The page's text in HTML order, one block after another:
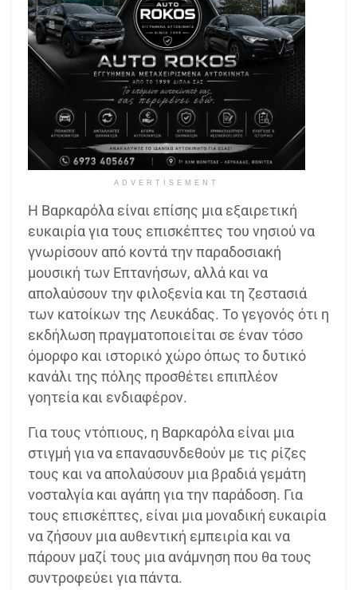
ADVERTISEMENT
Η Βαρκαρόλα είναι επίσης μια εξαιρετική
ευκαιρία για τους επισκέπτες του νησιού να
γνωρίσουν από κοντά την παραδοσιακή
μουσική των Επτανήσων, αλλά και να
απολαύσουν την φιλοξενία και τη ζεστασιά
των κατοίκων της Λευκάδας. Το γεγονός ότι η
εκδήλωση πραγματοποιείται σε έναν τόσο
όμορφο και ιστορικό χώρο όπως το δυτικό
κανάλι της πόλης προσθέτει επιπλέον
γοητεία και ενδιαφέρον.
Για τους ντόπιους, η Βαρκαρόλα είναι μια
στιγμή για να επανασυνδεθούν με τις ρίζες
τους και να απολαύσουν μια βραδιά γεμάτη
νοσταλγία και αγάπη για την παράδοση. Για
τους επισκέπτες, είναι μια μοναδική ευκαιρία
να ζήσουν μια αυθεντική εμπειρία και να
πάρουν μαζί τους μια ανάμνηση που θα τους
συντροφεύει για πάντα.